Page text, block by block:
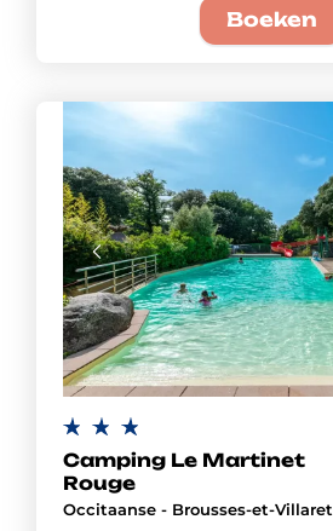
Boeken
Camping Le Martinet
Rouge
Occitaanse - Brousses-et-Villaret